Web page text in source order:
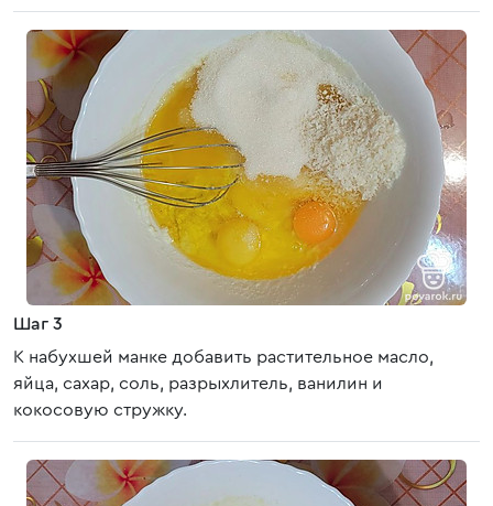
Шаг 3
К набухшей манке добавить растительное масло,
яйца, сахар, соль, разрыхлитель, ванилин и
кокосовую стружку.